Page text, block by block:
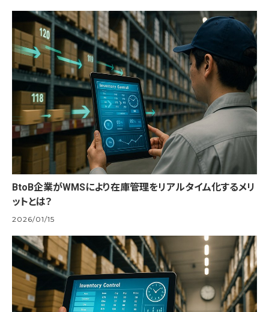
BtoB企業がWMSにより在庫管理をリアルタイム化するメリ
ットとは？
2026/01/15